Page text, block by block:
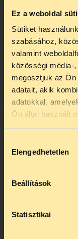
Ez a weboldal
Sütiket
szabásához,
valamint
közösségi média-
megosztjuk az
adatait, akik
adatokkal,
Ön által használt
kiválasztása
Elengedhetetlen
Beállítások
Statisztikai